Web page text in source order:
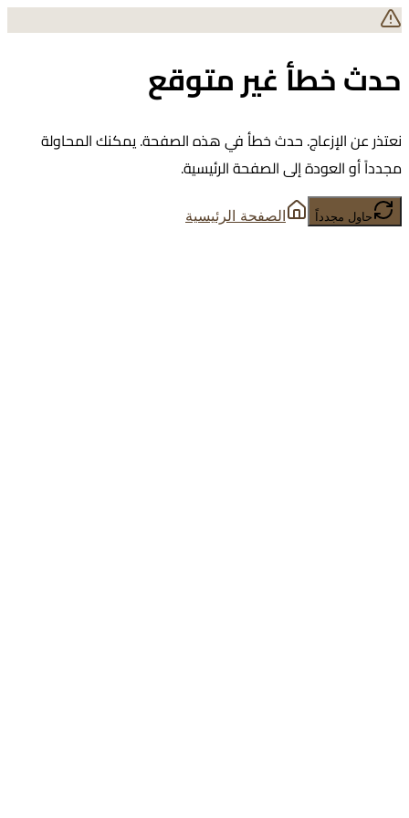
حدث خطأ غير متوقع
نعتذر عن الإزعاج. حدث خطأ في هذه الصفحة. يمكنك المحاولة
مجدداً أو العودة إلى الصفحة الرئيسية.
حاول مجدداً الصفحة الرئيسية